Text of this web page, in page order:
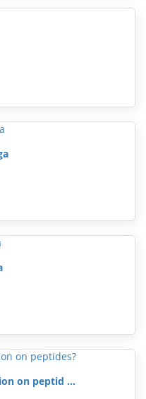
on peptid ...